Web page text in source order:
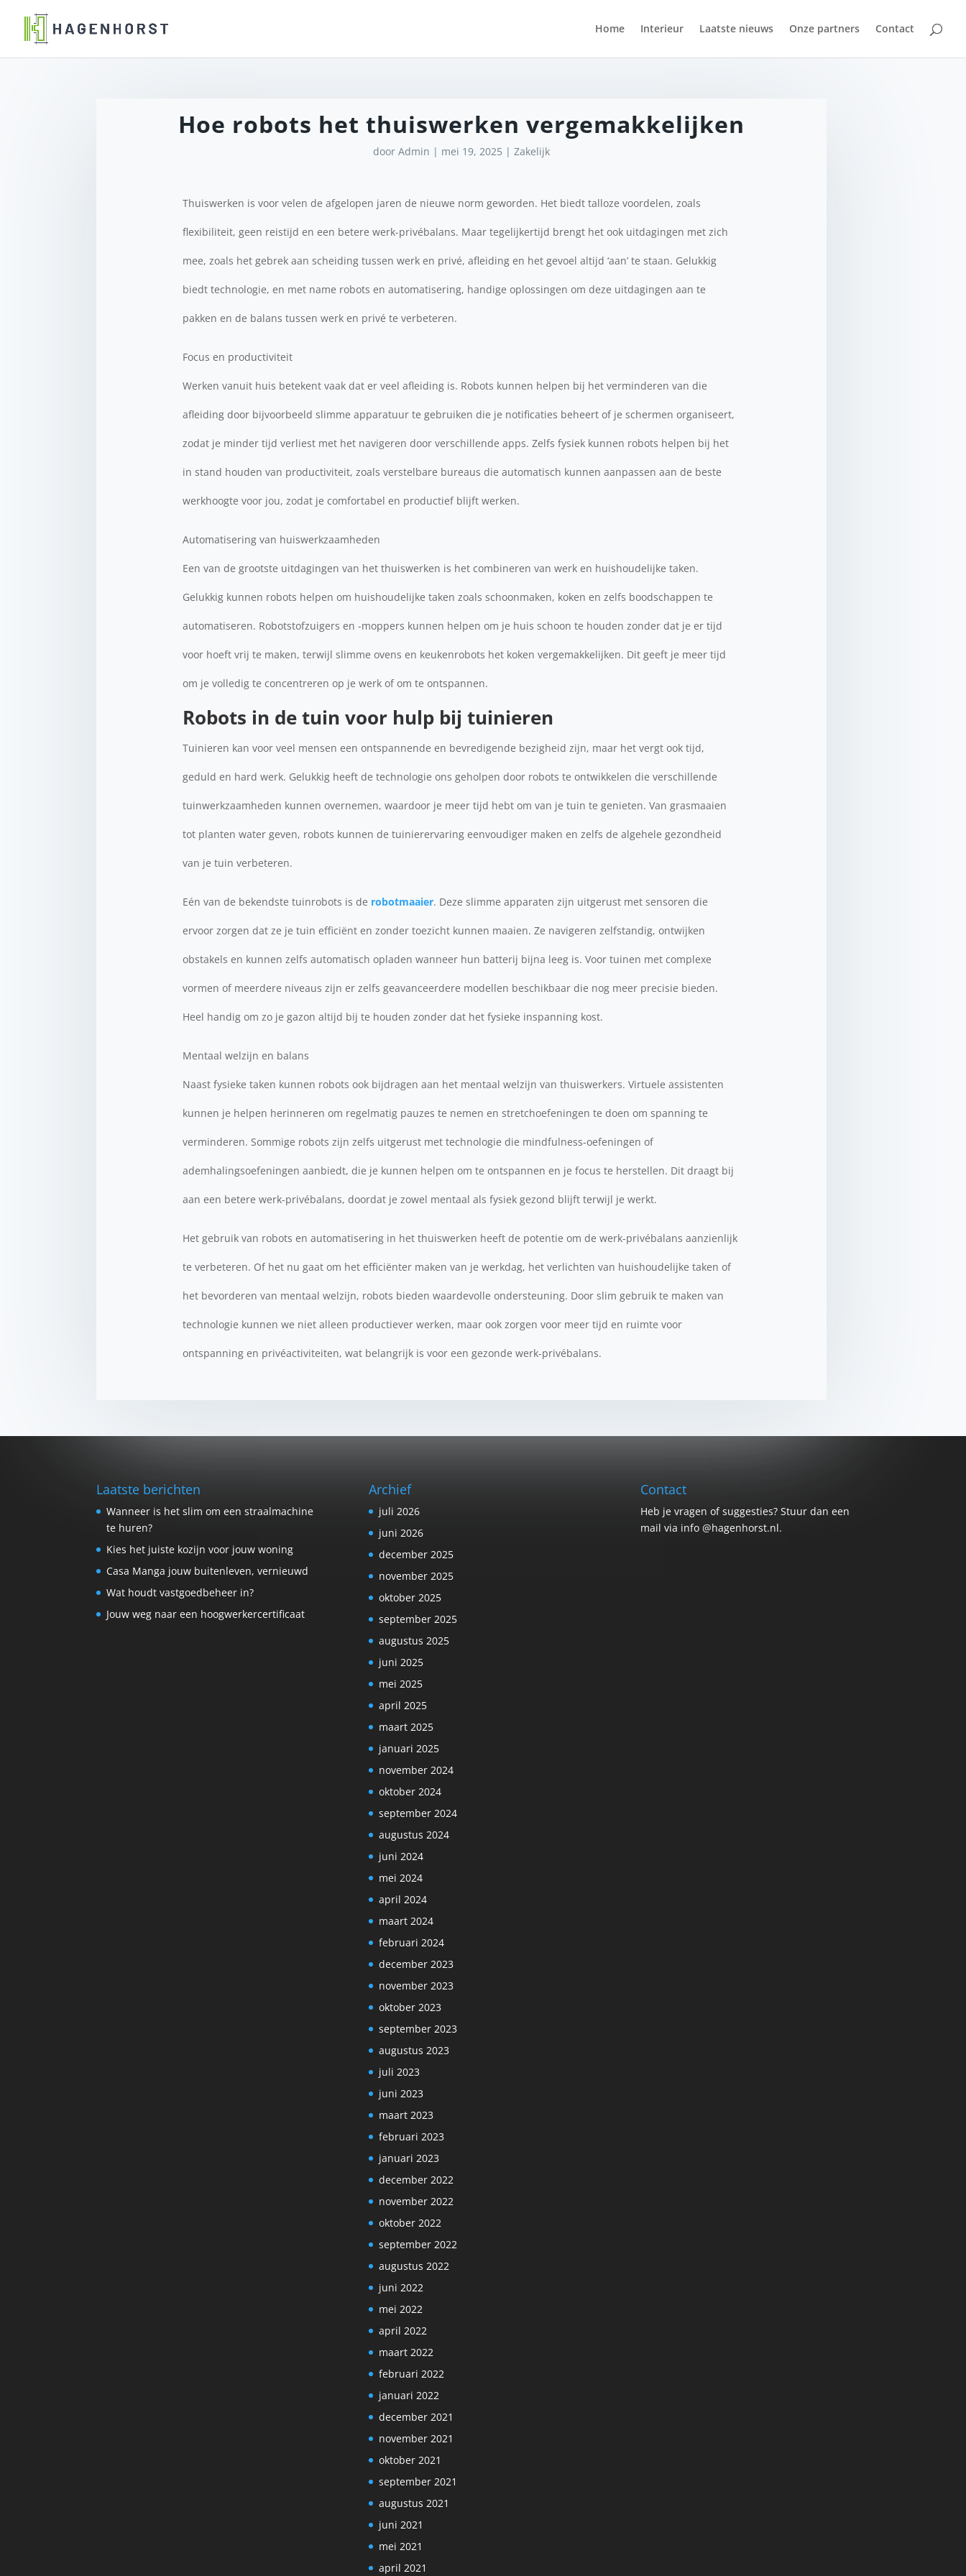
Home Interieur Laatste nieuws Onze partners Contact
Hoe robots het thuiswerken vergemakkelijken
doorAdmin | mei 19, 2025 |Zakelijk
Thuiswerken is voor velen de afgelopen jaren de nieuwe norm geworden. Het biedt talloze voordelen, zoals
flexibiliteit, geen reistijd en een betere werk-privébalans. Maar tegelijkertijd brengt het ook uitdagingen met zich
mee, zoals het gebrek aan scheiding tussen werk en privé, afleiding en het gevoel altijd ‘aan’ te staan. Gelukkig
biedt technologie, en met name robots en automatisering, handige oplossingen om deze uitdagingen aan te
pakken en de balans tussen werk en privé te verbeteren.
Focus en productiviteit
Werken vanuit huis betekent vaak dat er veel afleiding is. Robots kunnen helpen bij het verminderen van die
afleiding door bijvoorbeeld slimme apparatuur te gebruiken die je notificaties beheert of je schermen organiseert,
zodat je minder tijd verliest met het navigeren door verschillende apps. Zelfs fysiek kunnen robots helpen bij het
in stand houden van productiviteit, zoals verstelbare bureaus die automatisch kunnen aanpassen aan de beste
werkhoogte voor jou, zodat je comfortabel en productief blijft werken.
Automatisering van huiswerkzaamheden
Een van de grootste uitdagingen van het thuiswerken is het combineren van werk en huishoudelijke taken.
Gelukkig kunnen robots helpen om huishoudelijke taken zoals schoonmaken, koken en zelfs boodschappen te
automatiseren. Robotstofzuigers en -moppers kunnen helpen om je huis schoon te houden zonder dat je er tijd
voor hoeft vrij te maken, terwijl slimme ovens en keukenrobots het koken vergemakkelijken. Dit geeft je meer tijd
om je volledig te concentreren op je werk of om te ontspannen.
Robots in de tuin voor hulp bij tuinieren
Tuinieren kan voor veel mensen een ontspannende en bevredigende bezigheid zijn, maar het vergt ook tijd,
geduld en hard werk. Gelukkig heeft de technologie ons geholpen door robots te ontwikkelen die verschillende
tuinwerkzaamheden kunnen overnemen, waardoor je meer tijd hebt om van je tuin te genieten. Van grasmaaien
tot planten water geven, robots kunnen de tuinierervaring eenvoudiger maken en zelfs de algehele gezondheid
van je tuin verbeteren.
Eén van de bekendste tuinrobots is de robotmaaier. Deze slimme apparaten zijn uitgerust met sensoren die
ervoor zorgen dat ze je tuin efficiënt en zonder toezicht kunnen maaien. Ze navigeren zelfstandig, ontwijken
obstakels en kunnen zelfs automatisch opladen wanneer hun batterij bijna leeg is. Voor tuinen met complexe
vormen of meerdere niveaus zijn er zelfs geavanceerdere modellen beschikbaar die nog meer precisie bieden.
Heel handig om zo je gazon altijd bij te houden zonder dat het fysieke inspanning kost.
Mentaal welzijn en balans
Naast fysieke taken kunnen robots ook bijdragen aan het mentaal welzijn van thuiswerkers. Virtuele assistenten
kunnen je helpen herinneren om regelmatig pauzes te nemen en stretchoefeningen te doen om spanning te
verminderen. Sommige robots zijn zelfs uitgerust met technologie die mindfulness-oefeningen of
ademhalingsoefeningen aanbiedt, die je kunnen helpen om te ontspannen en je focus te herstellen. Dit draagt bij
aan een betere werk-privébalans, doordat je zowel mentaal als fysiek gezond blijft terwijl je werkt.
Het gebruik van robots en automatisering in het thuiswerken heeft de potentie om de werk-privébalans aanzienlijk
te verbeteren. Of het nu gaat om het efficiënter maken van je werkdag, het verlichten van huishoudelijke taken of
het bevorderen van mentaal welzijn, robots bieden waardevolle ondersteuning. Door slim gebruik te maken van
technologie kunnen we niet alleen productiever werken, maar ook zorgen voor meer tijd en ruimte voor
ontspanning en privéactiviteiten, wat belangrijk is voor een gezonde werk-privébalans.
Laatste berichten
Wanneer is het slim om een straalmachine
te huren?
Kies het juiste kozijn voor jouw woning
Casa Manga jouw buitenleven, vernieuwd
Wat houdt vastgoedbeheer in?
Jouw weg naar een hoogwerkercertificaat
Archief
juli 2026
juni 2026
december 2025
november 2025
oktober 2025
september 2025
augustus 2025
juni 2025
mei 2025
april 2025
maart 2025
januari 2025
november 2024
oktober 2024
september 2024
augustus 2024
juni 2024
mei 2024
april 2024
maart 2024
februari 2024
december 2023
november 2023
oktober 2023
september 2023
augustus 2023
juli 2023
juni 2023
maart 2023
februari 2023
januari 2023
december 2022
november 2022
oktober 2022
september 2022
augustus 2022
juni 2022
mei 2022
april 2022
maart 2022
februari 2022
januari 2022
december 2021
november 2021
oktober 2021
september 2021
augustus 2021
juni 2021
mei 2021
april 2021
Contact
Heb je vragen of suggesties? Stuur dan een
mail via info @hagenhorst.nl.